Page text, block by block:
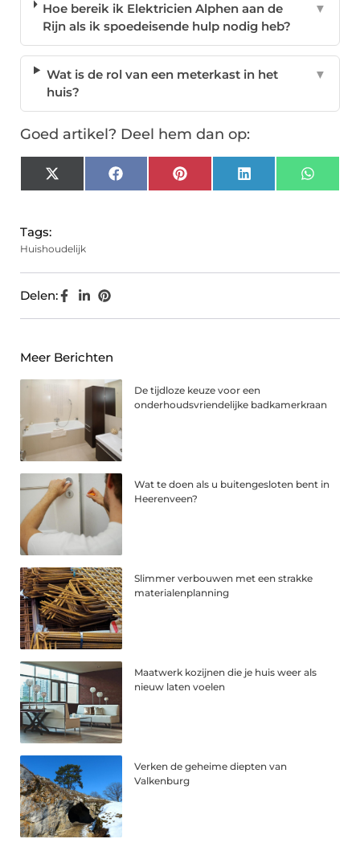
Hoe bereik ik Elektricien Alphen aan de
Rijn als ik spoedeisende hulp nodig heb?
▼
Wat is de rol van een meterkast in het
huis?
▼
Goed artikel? Deel hem dan op:
X
(Twitter)
FacebookPinterest LinkedIn
Tags:
Huishoudelijk
Delen:
Meer Berichten
De tijdloze keuze voor een
onderhoudsvriendelijke badkamerkraan
Wat te doen als u buitengesloten bent in
Heerenveen?
Slimmer verbouwen met een strakke
materialenplanning
Maatwerk kozijnen die je huis weer als
nieuw laten voelen
Verken de geheime diepten van
Valkenburg